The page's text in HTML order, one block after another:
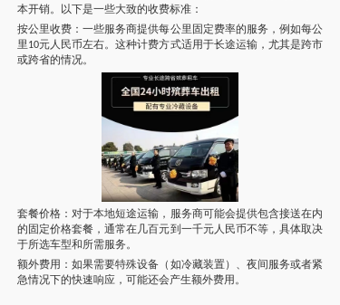
本开销。以下是一些大致的收费标准：
按公里收费：一些服务商提供每公里固定费率的服务，例如每公
里10元人民币左右。这种计费方式适用于长途运输，尤其是跨市
或跨省的情况。
套餐价格：对于本地短途运输，服务商可能会提供包含接送在内
的固定价格套餐，通常在几百元到一千元人民币不等，具体取决
于所选车型和所需服务。
额外费用：如果需要特殊设备（如冷藏装置）、夜间服务或者紧
急情况下的快速响应，可能还会产生额外费用。